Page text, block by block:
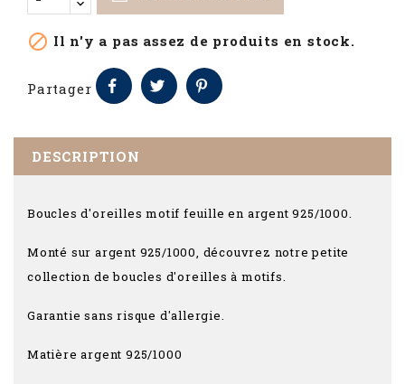
 Il n'y a pas assez de produits en stock.
Partager
DESCRIPTION
Boucles d'oreilles motif feuille en argent 925/1000.
Monté sur argent 925/1000, découvrez notre petite
collection de boucles d'oreilles à motifs.
Garantie sans risque d'allergie.
Matière argent 925/1000